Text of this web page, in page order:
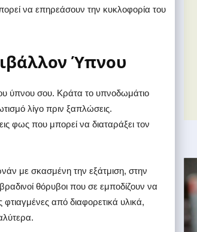
να επηρεάσουν την κυκλοφορία του
Ύπνου
ύπνου σου. Κράτα το υπνοδωμάτιο
λίγο πριν ξαπλώσεις.
φως που μπορεί να διαταράξει τον
με σκασμένη την εξάτμιση, στην
θόρυβοι που σε εμποδίζουν να
από διαφορετικά υλικά,